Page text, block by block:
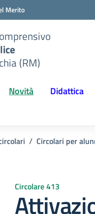
Merito
(RM)
Novità Didattica
Circolari per
Circolare 413